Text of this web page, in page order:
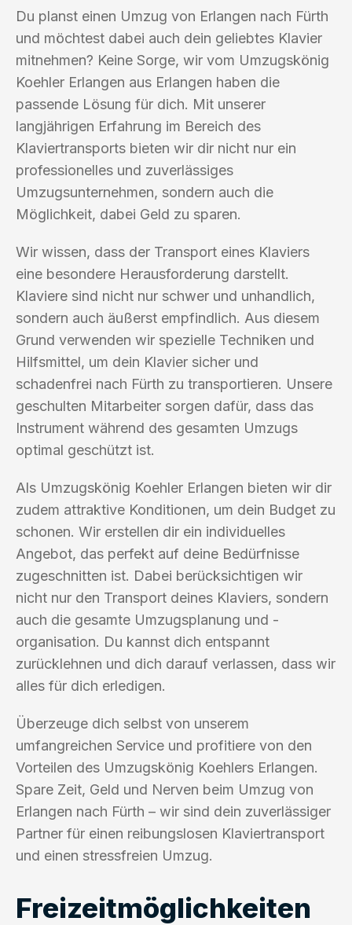
Du planst einen Umzug von Erlangen nach Fürth
und möchtest dabei auch dein geliebtes Klavier
mitnehmen? Keine Sorge, wir vom Umzugskönig
Koehler Erlangen aus Erlangen haben die
passende Lösung für dich. Mit unserer
langjährigen Erfahrung im Bereich des
Klaviertransports bieten wir dir nicht nur ein
professionelles und zuverlässiges
Umzugsunternehmen, sondern auch die
Möglichkeit, dabei Geld zu sparen.
Wir wissen, dass der Transport eines Klaviers
eine besondere Herausforderung darstellt.
Klaviere sind nicht nur schwer und unhandlich,
sondern auch äußerst empfindlich. Aus diesem
Grund verwenden wir spezielle Techniken und
Hilfsmittel, um dein Klavier sicher und
schadenfrei nach Fürth zu transportieren. Unsere
geschulten Mitarbeiter sorgen dafür, dass das
Instrument während des gesamten Umzugs
optimal geschützt ist.
Als Umzugskönig Koehler Erlangen bieten wir dir
zudem attraktive Konditionen, um dein Budget zu
schonen. Wir erstellen dir ein individuelles
Angebot, das perfekt auf deine Bedürfnisse
zugeschnitten ist. Dabei berücksichtigen wir
nicht nur den Transport deines Klaviers, sondern
auch die gesamte Umzugsplanung und -
organisation. Du kannst dich entspannt
zurücklehnen und dich darauf verlassen, dass wir
alles für dich erledigen.
Überzeuge dich selbst von unserem
umfangreichen Service und profitiere von den
Vorteilen des Umzugskönig Koehlers Erlangen.
Spare Zeit, Geld und Nerven beim Umzug von
Erlangen nach Fürth – wir sind dein zuverlässiger
Partner für einen reibungslosen Klaviertransport
und einen stressfreien Umzug.
Freizeitmöglichkeiten